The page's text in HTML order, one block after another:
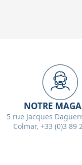
NOTRE
5 rue Jacques
Colmar, +33 (0)3 89